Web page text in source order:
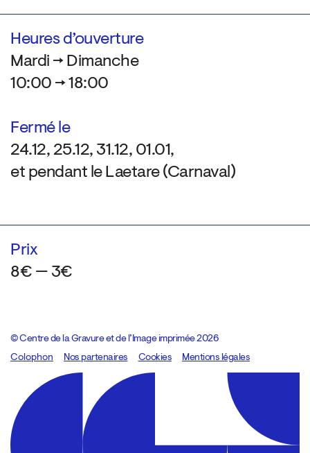
Heures d’ouverture
Mardi → Dimanche
10:00 → 18:00
Fermé le
24.12, 25.12, 31.12, 01.01,
et pendant le Laetare (Carnaval)
Prix
8€ — 3€
© Centre de la Gravure et de l’Image imprimée 2026
Colophon
Design:Marcel Kaczmarek, code:8080.studio
Nos partenaires Cookies Mentions légales